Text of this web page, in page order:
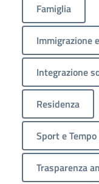
Famiglia
Immigrazione
Integrazione
Residenza
Sport e
Trasparenza